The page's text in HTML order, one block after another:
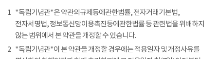
1 "독립기념관"은 약관의규제등에관한법률, 전자거래기본법,
전자서명법, 정보통신망이용촉진등에관한법률 등 관련법을 위배하지
않는 범위에서 본 약관을 개정할 수 있습니다.
2 "독립기념관"이 본 약관을 개정할 경우에는 적용일자 및 개정사유를